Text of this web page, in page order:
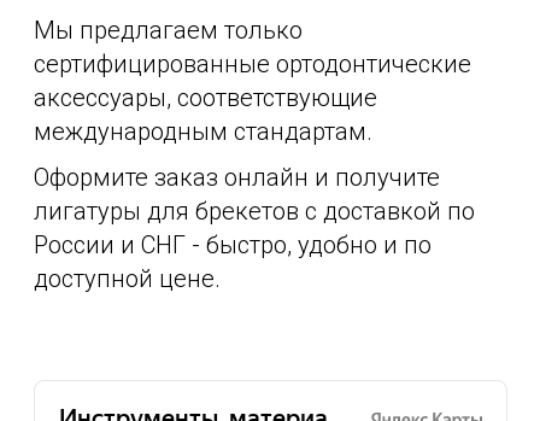
Мы предлагаем только
сертифицированные ортодонтические
аксессуары, соответствующие
международным стандартам.
Оформите заказ онлайн и получите
лигатуры для брекетов с доставкой по
России и СНГ - быстро, удобно и по
доступной цене.